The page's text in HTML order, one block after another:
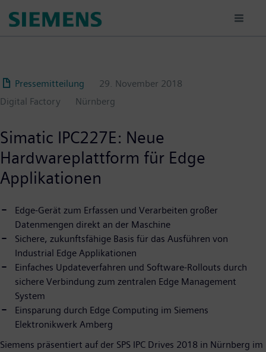
para
Pressemitteilung
29. November 2018
Digital Factory
Nürnberg
Simatic IPC227E: Neue
Hardwareplattform für Edge
Applikationen
Edge-Gerät zum Erfassen und Verarbeiten großer
Datenmengen direkt an der Maschine
Sichere, zukunftsfähige Basis für das Ausführen von
Industrial Edge Applikationen
Einfaches Updateverfahren und Software-Rollouts durch
sichere Verbindung zum zentralen Edge Management
System
Einsparung durch Edge Computing im Siemens
Elektronikwerk Amberg
Siemens präsentiert auf der SPS IPC Drives 2018 in Nürnberg im